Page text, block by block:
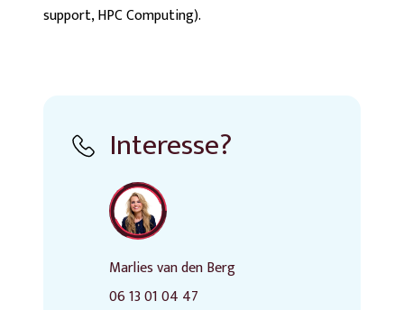
support, HPC Computing).
Interesse?
Marlies van den Berg
06 13 01 04 47